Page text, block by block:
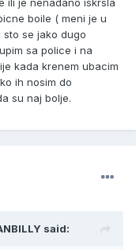
ili je nenadano iskrsla
boile ( meni je u
se jako dugo
sa police i na
kada krenem ubacim
ih nosim do
su naj bolje.
said: